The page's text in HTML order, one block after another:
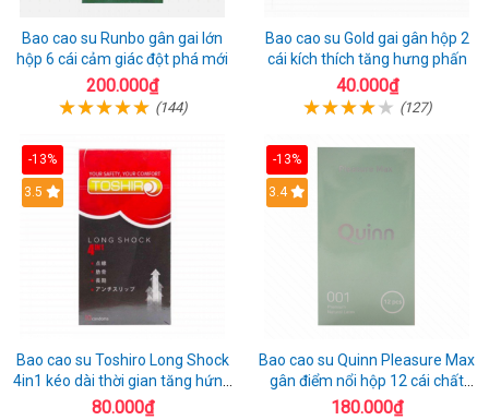
Bao cao su Runbo gân gai lớn
hộp 6 cái cảm giác đột phá mới
200.000₫
(144)
Bao cao su Gold gai gân hộp 2
cái kích thích tăng hưng phấn
40.000₫
(127)
-13%
3.5
Bao cao su Toshiro Long Shock
4in1 kéo dài thời gian tăng hứng
thú hộp 10
80.000₫
-13%
3.4
Bao cao su Quinn Pleasure Max
gân điểm nổi hộp 12 cái chất
lượng
180.000₫